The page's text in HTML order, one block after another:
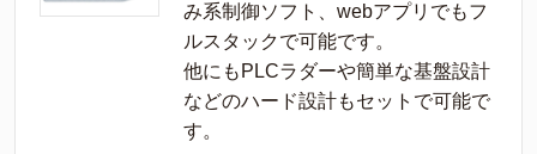
み系制御ソフト、webアプリでもフ
ルスタックで可能です。
他にもPLCラダーや簡単な基盤設計
などのハード設計もセットで可能で
す。